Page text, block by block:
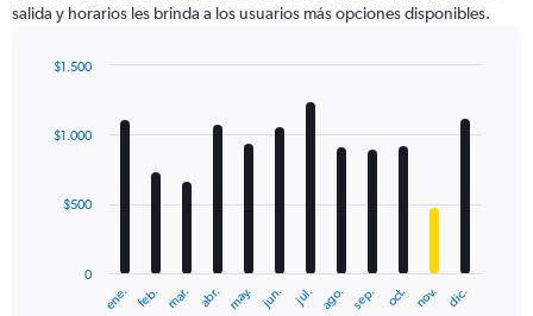
salida y horarios les brinda a los usuarios más opciones disponibles.
with
12
The
ene. feb. mar. abr. may. jun. jul. ago. sep. oct. nov. dic.
0
$500
$1.000
$1.500